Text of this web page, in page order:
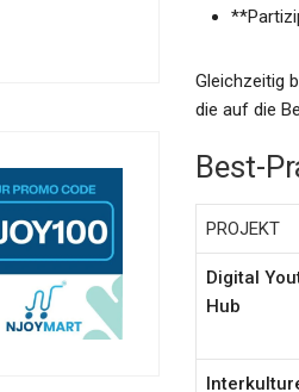
Gleichzeitig
die auf die
Best-
PROJEKT
Digital
Hub